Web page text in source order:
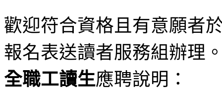
歡迎符合資格且有意願者
報名表送讀者服務組辦理
全職工讀生應聘說明：